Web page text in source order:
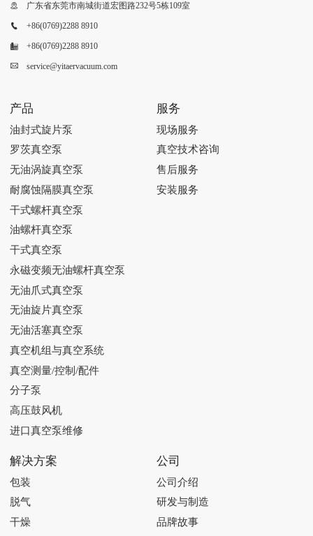
 广东省东莞市南城街道宏图路232号5栋109室
 +86(0769)2288 8910
 +86(0769)2288 8910
 service@yitaervacuum.com
产品
油封式旋片泵
罗茨真空泵
无油涡旋真空泵
耐腐蚀隔膜真空泵
干式螺杆真空泵
油螺杆真空泵
干式真空泵
永磁变频无油螺杆真空泵
无油爪式真空泵
无油旋片真空泵
无油活塞真空泵
真空机组与真空系统
真空测量/控制/配件
分子泵
高压鼓风机
进口真空泵维修
服务
现场服务
真空技术咨询
售后服务
安装服务
解决方案
包装
脱气
干燥
公司
公司介绍
研发与制造
品牌故事